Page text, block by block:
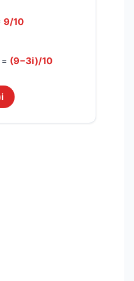
9/10
(9−3i)/10